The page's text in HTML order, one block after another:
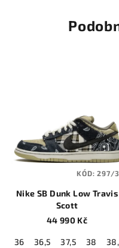
Nike SB Dunk Low Travis
Scott
44 990 Kč
36 36,5 37,5 38
KÓD:297/